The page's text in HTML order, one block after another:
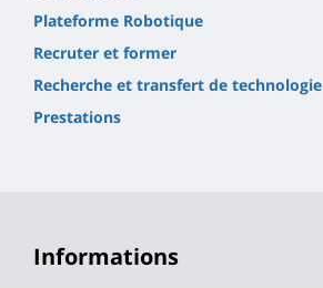
Plateforme Robotique
Recruter et former
Recherche et transfert de technologie
Prestations
Informations